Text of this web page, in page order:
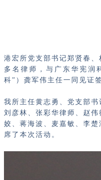
港宏所党支部书记郑贤春
多名律师，与广东华宪润
科”）龚军伟主任一同见证
我所主任黄志勇、党支部
刘彦林、张彩华律师、赵
姣、蒋海波、麦嘉敏、李
席了本次活动。